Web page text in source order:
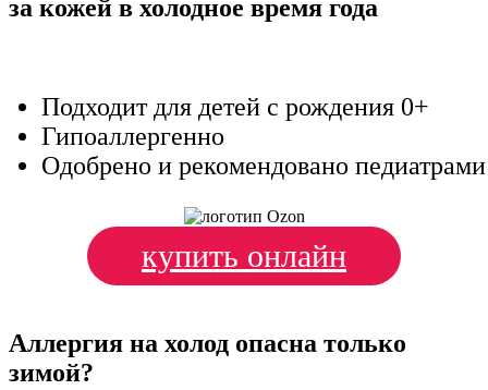
за кожей в холодное время года
Подходит для детей с рождения 0+
Гипоаллергенно
Одобрено и рекомендовано педиатрами
купить онлайн
Аллергия на холод опасна только
зимой?